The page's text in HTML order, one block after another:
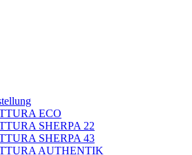
ECO
SHERPA 22
SHERPA 43
AUTHENTIK